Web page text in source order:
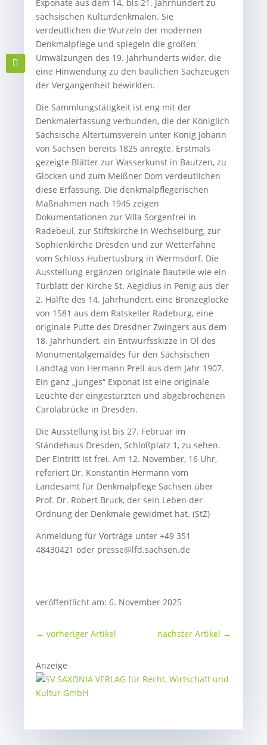
Exponate aus dem 14. bis 21. Jahrhundert zu
sächsischen Kulturdenkmalen. Sie
verdeutlichen die Wurzeln der modernen
Denkmalpflege und spiegeln die großen
Umwälzungen des 19. Jahrhunderts wider, die
eine Hinwendung zu den baulichen Sachzeugen
der Vergangenheit bewirkten.
Die Sammlungstätigkeit ist eng mit der
Denkmalerfassung verbunden, die der Königlich
Sächsische Altertumsverein unter König Johann
von Sachsen bereits 1825 anregte. Erstmals
gezeigte Blätter zur Wasserkunst in Bautzen, zu
Glocken und zum Meißner Dom verdeutlichen
diese Erfassung. Die denkmalpflegerischen
Maßnahmen nach 1945 zeigen
Dokumentationen zur Villa Sorgenfrei in
Radebeul, zur Stiftskirche in Wechselburg, zur
Sophienkirche Dresden und zur Wetterfahne
vom Schloss Hubertusburg in Wermsdorf. Die
Ausstellung ergänzen originale Bauteile wie ein
Türblatt der Kirche St. Aegidius in Penig aus der
2. Hälfte des 14. Jahrhundert, eine Bronzeglocke
von 1581 aus dem Ratskeller Radeburg, eine
originale Putte des Dresdner Zwingers aus dem
18. Jahrhundert, ein Entwurfsskizze in Öl des
Monumentalgemäldes für den Sächsischen
Landtag von Hermann Prell aus dem Jahr 1907.
Ein ganz „junges“ Exponat ist eine originale
Leuchte der eingestürzten und abgebrochenen
Carolabrücke in Dresden.
Die Ausstellung ist bis 27. Februar im
Ständehaus Dresden, Schloßplatz 1, zu sehen.
Der Eintritt ist frei. Am 12. November, 16 Uhr,
referiert Dr. Konstantin Hermann vom
Landesamt für Denkmalpflege Sachsen über
Prof. Dr. Robert Bruck, der sein Leben der
Ordnung der Denkmale gewidmet hat. (StZ)
Anmeldung für Vorträge unter +49 351
48430421 oder presse@lfd.sachsen.de
veröffentlicht am: 6. November 2025
←vorheriger Artikel nächster Artikel →
Anzeige